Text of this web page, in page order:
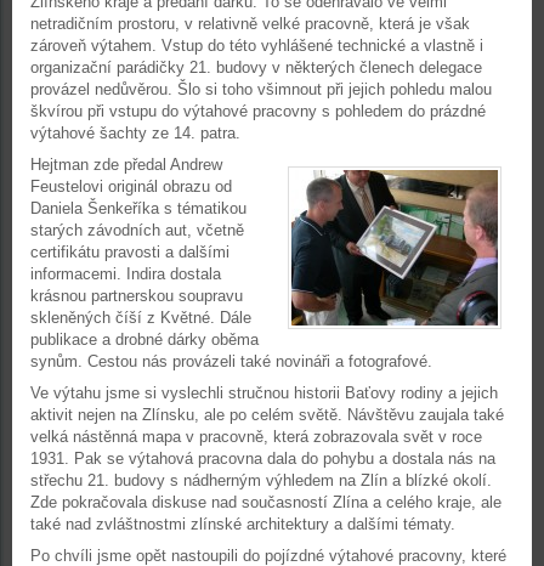
netradičním prostoru, v relativně velké pracovně, která je však
zároveň výtahem. Vstup do této vyhlášené technické a vlastně i
organizační parádičky 21. budovy v některých členech delegace
provázel nedůvěrou. Šlo si toho všimnout při jejich pohledu malou
škvírou při vstupu do výtahové pracovny s pohledem do prázdné
výtahové šachty ze 14. patra.
Hejtman zde předal Andrew
Feustelovi originál obrazu od
Daniela Šenkeříka s tématikou
starých závodních aut, včetně
certifikátu pravosti a dalšími
informacemi. Indira dostala
krásnou partnerskou soupravu
skleněných číší z Květné. Dále
publikace a drobné dárky oběma
synům. Cestou nás provázeli také novináři a fotografové.
Ve výtahu jsme si vyslechli stručnou historii Baťovy rodiny a jejich
aktivit nejen na Zlínsku, ale po celém světě. Návštěvu zaujala také
velká nástěnná mapa v pracovně, která zobrazovala svět v roce
1931. Pak se výtahová pracovna dala do pohybu a dostala nás na
střechu 21. budovy s nádherným výhledem na Zlín a blízké okolí.
Zde pokračovala diskuse nad současností Zlína a celého kraje, ale
také nad zvláštnostmi zlínské architektury a dalšími tématy.
Po chvíli jsme opět nastoupili do pojízdné výtahové pracovny, které